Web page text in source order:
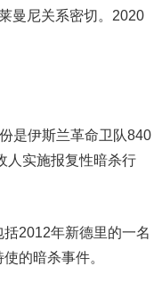
曼尼关系密切。2020
是伊斯兰革命卫队840
人实施报复性暗杀行
2012年新德里的一名
的暗杀事件。